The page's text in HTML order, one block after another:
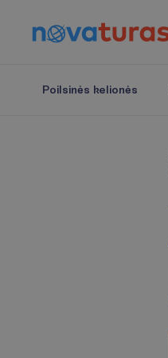
Poilsinės kelionės